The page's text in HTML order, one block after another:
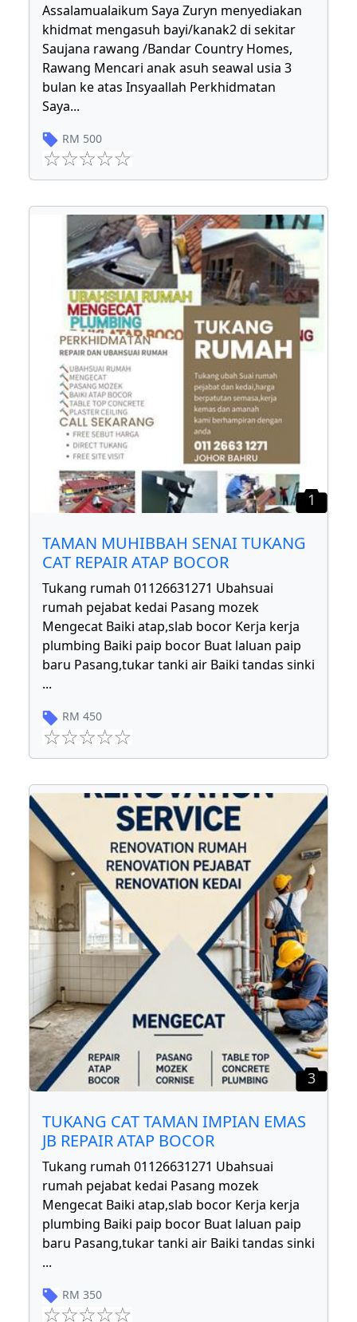
Assalamualaikum Saya Zuryn menyediakan
khidmat mengasuh bayi/kanak2 di sekitar
Saujana rawang /Bandar Country Homes,
Rawang Mencari anak asuh seawal usia 3
bulan ke atas Insyaallah Perkhidmatan
Saya...
RM 500
1
TAMAN MUHIBBAH SENAI TUKANG
CAT REPAIR ATAP BOCOR
Tukang rumah 01126631271 Ubahsuai
rumah pejabat kedai Pasang mozek
Mengecat Baiki atap,slab bocor Kerja kerja
plumbing Baiki paip bocor Buat laluan paip
baru Pasang,tukar tanki air Baiki tandas sinki
...
RM 450
3
TUKANG CAT TAMAN IMPIAN EMAS
JB REPAIR ATAP BOCOR
Tukang rumah 01126631271 Ubahsuai
rumah pejabat kedai Pasang mozek
Mengecat Baiki atap,slab bocor Kerja kerja
plumbing Baiki paip bocor Buat laluan paip
baru Pasang,tukar tanki air Baiki tandas sinki
...
RM 350